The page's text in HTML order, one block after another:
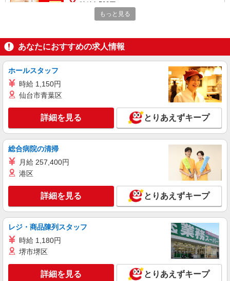
時給1,500円
埼玉県入間市野田1571-2
キープ 詳細を見る
正社員
株式会社HITOWA フードサービスカンパニー
福祉施設での調理師【正社員】
給与に応じて決定します。 賞与年2回
アズハイム入間 （埼玉県入間市高倉2丁目4番
14号）
キープ 詳細を見る
正社員
株式会社HITOWA フードサービスカンパニー
福祉施設での調理師（チーフ候補）【正社員】
月給25万円〜28万円 ※給与は経験や前職給与
イリーゼ入間 （埼玉県入間市春日町1-10-26）
詳細を見る
パート
もっと見る
あなたにおすすめの求人情報
ホールスタッフ
時給 1,150円
仙台市青葉区
詳細を見る とりあえずキープ
総合病院の清掃
月給 257,400円
港区
詳細を見る とりあえずキープ
レジ・商品陳列スタッフ
時給 1,180円
堺市堺区
詳細を見る とりあえずキープ